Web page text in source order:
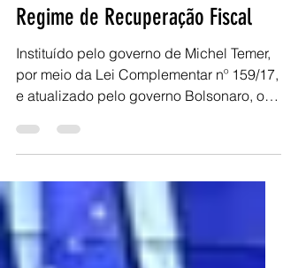
Regime de Recuperação Fiscal
Instituído pelo governo de Michel Temer,
por meio da Lei Complementar nº 159/17,
e atualizado pelo governo Bolsonaro, o